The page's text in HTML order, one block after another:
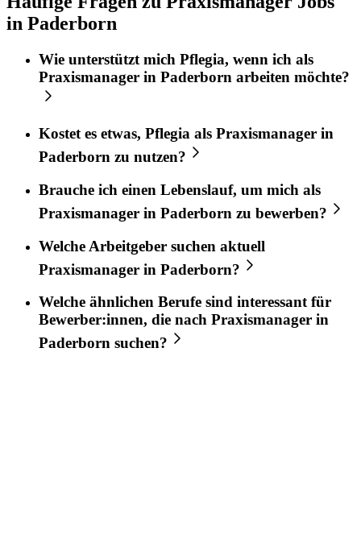
in Paderborn
Wie unterstützt mich Pflegia, wenn ich als
Praxismanager in Paderborn arbeiten möchte?
Kostet es etwas, Pflegia als Praxismanager in
Paderborn zu nutzen?
Brauche ich einen Lebenslauf, um mich als
Praxismanager in Paderborn zu bewerben?
Welche Arbeitgeber suchen aktuell
Praxismanager in Paderborn?
Welche ähnlichen Berufe sind interessant für
Bewerber:innen, die nach Praxismanager in
Paderborn suchen?